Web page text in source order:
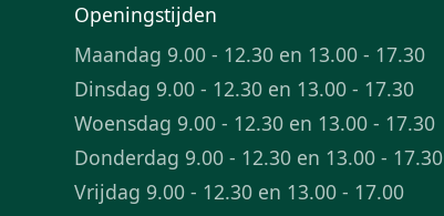
Openingstijden
Maandag 9.00 - 12.30 en 13.00 - 17.30
Dinsdag 9.00 - 12.30 en 13.00 - 17.30
Woensdag 9.00 - 12.30 en 13.00 - 17.30
Donderdag 9.00 - 12.30 en 13.00 - 17.30
Vrijdag 9.00 - 12.30 en 13.00 - 17.00